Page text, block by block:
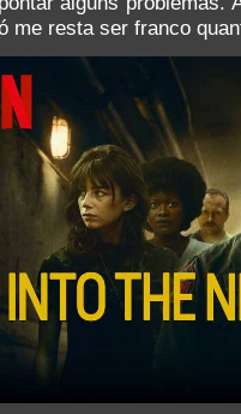
me resta ser franco